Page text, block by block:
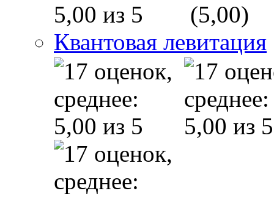
(5,00)
Квантовая левитация